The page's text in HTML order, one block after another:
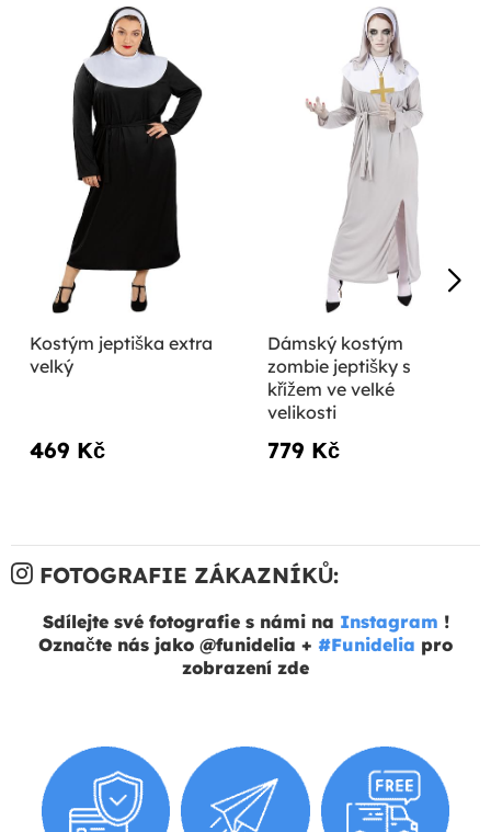
Kostým jeptiška extra
velký
469 Kč
Dámský kostým
zombie jeptišky s
křížem ve velké
velikosti
779 Kč
FOTOGRAFIE ZÁKAZNÍKŮ:
Sdílejte své fotografie s námi na Instagram !
Označte nás jako @funidelia + #Funidelia pro
zobrazení zde